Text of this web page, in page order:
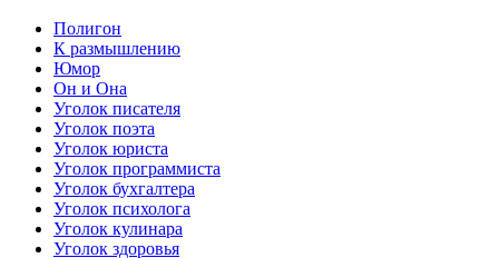
Полигон
К размышлению
Юмор
Он и Она
Уголок писателя
Уголок поэта
Уголок юриста
Уголок программиста
Уголок бухгалтера
Уголок психолога
Уголок кулинара
Уголок здоровья